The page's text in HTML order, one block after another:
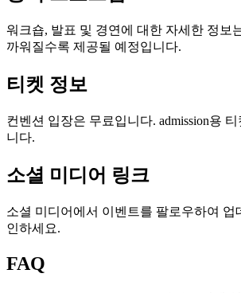
워크숍, 발표 및 경연에 대한 자세한 정보
까워질수록 제공될 예정입니다.
티켓 정보
컨벤션 입장은 무료입니다. admission용
니다.
소셜 미디어 링크
소셜 미디어에서 이벤트를 팔로우하여 업
인하세요.
FAQ